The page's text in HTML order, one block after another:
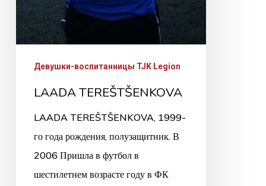
Девушки-воспитанницы TJK Legion
LAADA TEREŠTŠENKOVA
LAADA TEREŠTŠENKOVA, 1999-
го года рождения, полузащитник. В
2006 Пришла в футбол в
шестилетнем возрасте году в ФК